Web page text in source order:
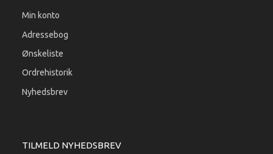
Min konto
Adressebog
Ønskeliste
Ordrehistorik
Nyhedsbrev
TILMELD NYHEDSBREV